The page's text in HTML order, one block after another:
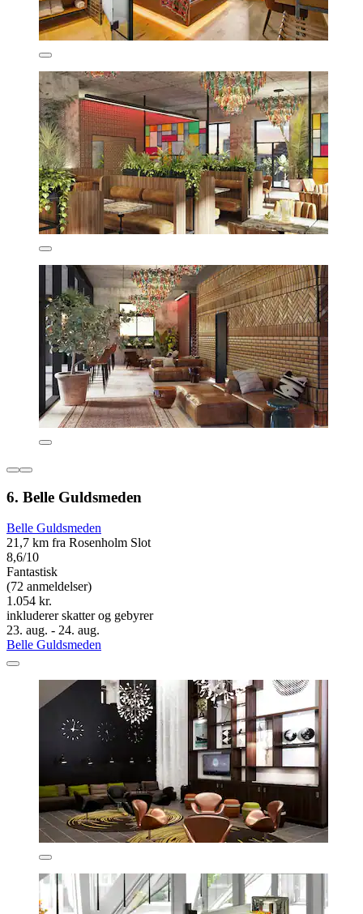
6. Belle Guldsmeden
Belle Guldsmeden
21,7 km fra Rosenholm Slot
8,6/10
Fantastisk
(72 anmeldelser)
1.054 kr.
inkluderer skatter og gebyrer
23. aug. - 24. aug.
Belle Guldsmeden